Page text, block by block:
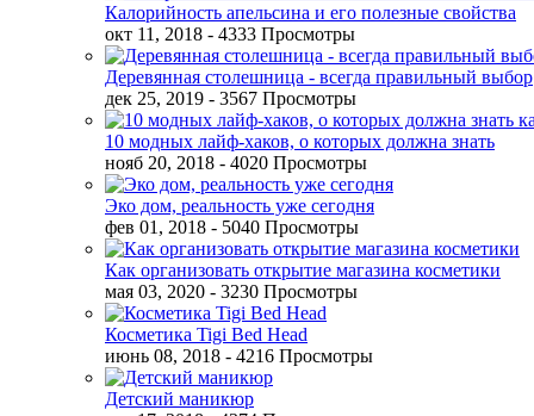
Калорийность апельсина и его полезные свойства
окт 11, 2018 - 4333 Просмотры
Деревянная столешница - всегда правильный выбор
дек 25, 2019 - 3567 Просмотры
10 модных лайф-хаков, о которых должна знать
нояб 20, 2018 - 4020 Просмотры
Эко дом, реальность уже сегодня
фев 01, 2018 - 5040 Просмотры
Как организовать открытие магазина косметики
мая 03, 2020 - 3230 Просмотры
Косметика Tigi Bed Head
июнь 08, 2018 - 4216 Просмотры
Детский маникюр